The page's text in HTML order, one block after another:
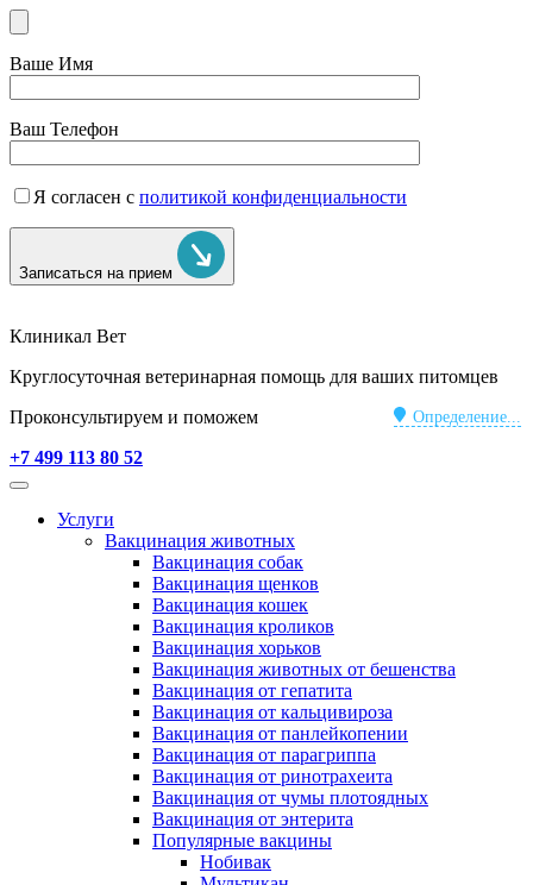
Ваше Имя
Ваш Телефон
Я согласен с политикой конфиденциальности
Записаться на прием
Клиникал Вет
Круглосуточная ветеринарная помощь для ваших питомцев
Определение...
Проконсультируем и поможем
+7 499 113 80 52
Услуги
Вакцинация животных
Вакцинация собак
Вакцинация щенков
Вакцинация кошек
Вакцинация кроликов
Вакцинация хорьков
Вакцинация животных от бешенства
Вакцинация от гепатита
Вакцинация от кальцивироза
Вакцинация от панлейкопении
Вакцинация от парагриппа
Вакцинация от ринотрахеита
Вакцинация от чумы плотоядных
Вакцинация от энтерита
Популярные вакцины
Нобивак